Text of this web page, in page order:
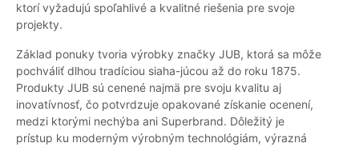
ktorí vyžadujú spoľahlivé a kvalitné riešenia pre svoje
projekty.
Základ ponuky tvoria výrobky značky JUB, ktorá sa môže
pochváliť dlhou tradíciou siaha-júcou až do roku 1875.
Produkty JUB sú cenené najmä pre svoju kvalitu aj
inovatívnosť, čo potvrdzuje opakované získanie ocenení,
medzi ktorými nechýba ani Superbrand. Dôležitý je
prístup ku moderným výrobným technológiám, výrazná